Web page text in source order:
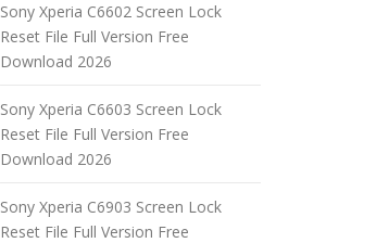
Sony Xperia C6602 Screen Lock
Reset File Full Version Free
Download 2026
Sony Xperia C6603 Screen Lock
Reset File Full Version Free
Download 2026
Sony Xperia C6903 Screen Lock
Reset File Full Version Free